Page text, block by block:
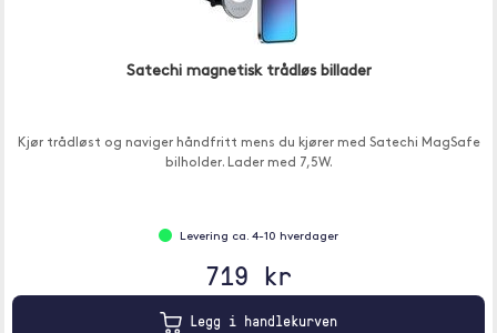
Satechi magnetisk trådløs billader
Kjør trådløst og naviger håndfritt mens du kjører med Satechi MagSafe
bilholder. Lader med 7,5W.
Levering ca. 4-10 hverdager
719 kr
Legg i handlekurven